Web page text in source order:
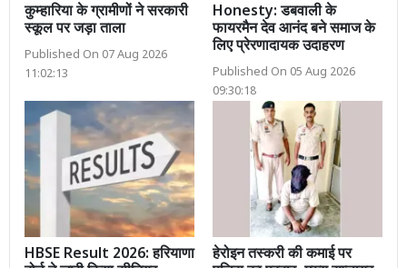
कुम्हारिया के ग्रामीणों ने सरकारी
स्कूल पर जड़ा ताला
Published On 07 Aug 2026
11:02:13
Honesty: डबवाली के
फायरमैन देव आनंद बने समाज के
लिए प्रेरणादायक उदाहरण
Published On 05 Aug 2026
09:30:18
HBSE Result 2026: हरियाणा
हेरोइन तस्करी की कमाई पर